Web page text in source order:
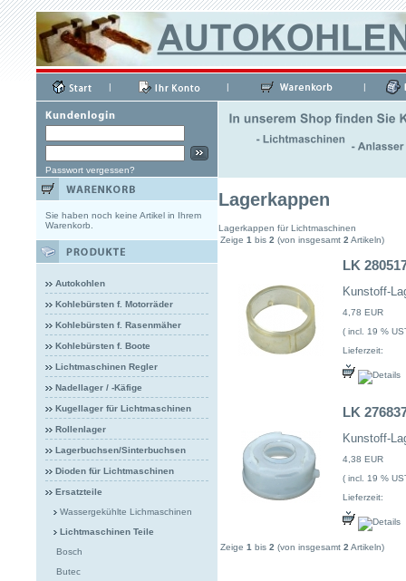
| | |
Passwort vergessen?
Sie haben noch keine Artikel in Ihrem
Warenkorb.
Autokohlen
Kohlebürsten f. Motorräder
Kohlebürsten f. Rasenmäher
Kohlebürsten f. Boote
Lichtmaschinen Regler
Nadellager / -Käfige
Kugellager für Lichtmaschinen
Rollenlager
Lagerbuchsen/Sinterbuchsen
Dioden für Lichtmaschinen
Ersatzteile
Wassergekühlte Lichmaschinen
Lichtmaschinen Teile
Bosch
Butec
Lagerkappen
Lagerkappen für Lichtmaschinen
Zeige 1 bis 2 (von insgesamt 2 Artikeln)
LK
Kunstoff-
4,78 EUR
( incl. 19 %
Lieferzeit:
LK
Kunstoff-
4,38 EUR
( incl. 19 %
Lieferzeit:
Zeige 1 bis 2 (von insgesamt 2 Artikeln)